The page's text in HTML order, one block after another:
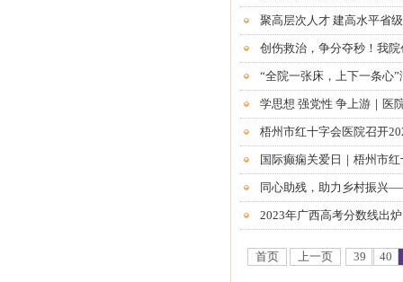
聚高层次人才 建高水平省
创伤救治，争分夺秒！我
“全院一张床，上下一条心
学思想 强党性 争上游｜医
梧州市红十字会医院召开
国际癫痫关爱日｜梧州市
同心助残，助力乡村振兴
首页 上一页 39 40